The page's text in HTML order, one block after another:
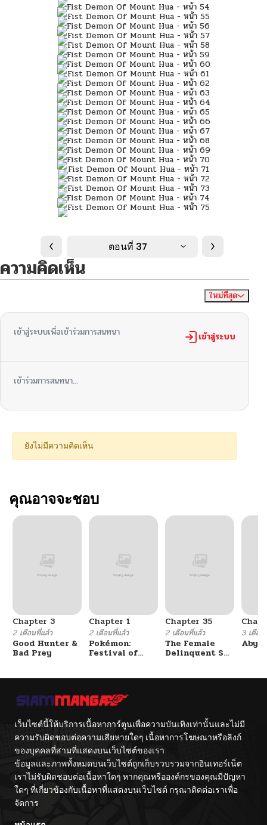
ตอนที่ 37
ความคิดเห็น
ใหม่ที่สุด
เข้าสู่ระบบเพื่อเข้าร่วมการสนทนา เข้าสู่ระบบ
เข้าร่วมการสนทนา...
ยังไม่มีความคิดเห็น
คุณอาจจะชอบ
Chapter 3
2 เดือนที่แล้ว
Good Hunter &
Bad Prey
Chapter 1
2 เดือนที่แล้ว
Pokémon:
Festival of
Chapter 35
2 เดือนที่แล้ว
The Female
Delinquent Set
3 เดือน
เว็บไซต์นี้ให้บริการเนื้อหาการ์ตูนเพื่อความบันเทิงเท่านั้นและไม่มี
ความรับผิดชอบต่อความเสียหายใดๆ เนื้อหาการโฆษณาหรือลิงก์
ของบุคคลที่สามที่แสดงบนเว็บไซต์ของเรา
ข้อมูลและภาพทั้งหมดบนเว็บไซต์ถูกเก็บรวบรวมจากอินเทอร์เน็ต
เราไม่รับผิดชอบต่อเนื้อหาใดๆ หากคุณหรือองค์กรของคุณมีปัญหา
ใดๆ ที่เกี่ยวข้องกับเนื้อหาที่แสดงบนเว็บไซต์ กรุณาติดต่อเราเพื่อ
จัดการ